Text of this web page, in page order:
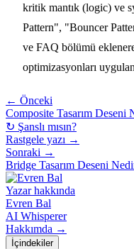
kritik mantık (logic) ve
Pattern", "Bouncer
ve FAQ bölümü
optimizasyonları
← Önceki
Composite Tasarım Deseni
↻ Şanslı mısın?
Rastgele yazı →
Sonraki →
Bridge Tasarım Deseni
Yazar hakkında
Evren Bal
AI Whisperer
Hakkımda →
İçindekiler